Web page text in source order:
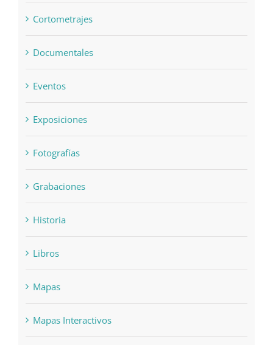
Cortometrajes
Documentales
Eventos
Exposiciones
Fotografías
Grabaciones
Historia
Libros
Mapas
Mapas Interactivos